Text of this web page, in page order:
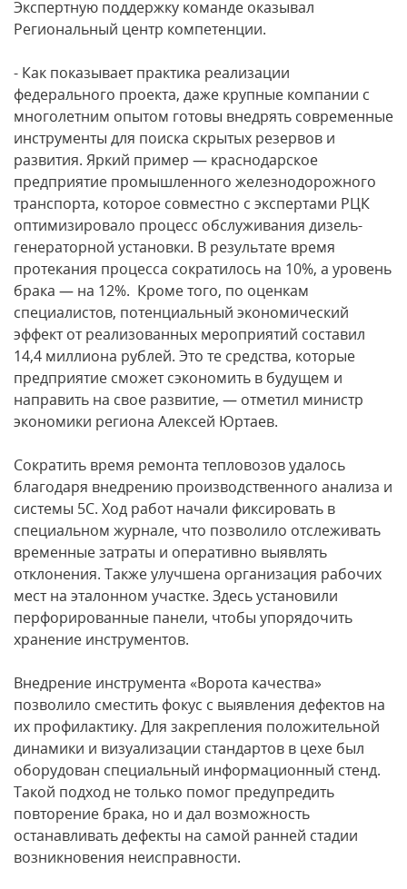
Экспертную поддержку команде оказывал
Региональный центр компетенции.
- Как показывает практика реализации
федерального проекта, даже крупные компании с
многолетним опытом готовы внедрять современные
инструменты для поиска скрытых резервов и
развития. Яркий пример — краснодарское
предприятие промышленного железнодорожного
транспорта, которое совместно с экспертами РЦК
оптимизировало процесс обслуживания дизель-
генераторной установки. В результате время
протекания процесса сократилось на 10%, а уровень
брака — на 12%. Кроме того, по оценкам
специалистов, потенциальный экономический
эффект от реализованных мероприятий составил
14,4 миллиона рублей. Это те средства, которые
предприятие сможет сэкономить в будущем и
направить на свое развитие, — отметил министр
экономики региона Алексей Юртаев.
Сократить время ремонта тепловозов удалось
благодаря внедрению производственного анализа и
системы 5С. Ход работ начали фиксировать в
специальном журнале, что позволило отслеживать
временные затраты и оперативно выявлять
отклонения. Также улучшена организация рабочих
мест на эталонном участке. Здесь установили
перфорированные панели, чтобы упорядочить
хранение инструментов.
Внедрение инструмента «Ворота качества»
позволило сместить фокус с выявления дефектов на
их профилактику. Для закрепления положительной
динамики и визуализации стандартов в цехе был
оборудован специальный информационный стенд.
Такой подход не только помог предупредить
повторение брака, но и дал возможность
останавливать дефекты на самой ранней стадии
возникновения неисправности.